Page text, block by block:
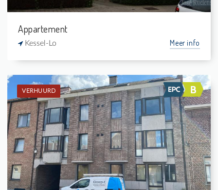
Appartement
Kessel-Lo Meer info
VERHUURD
Verhuurd: Duplex
2
-
1
70 m²